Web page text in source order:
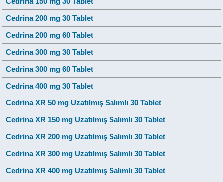
Cedrina 200 mg 30 Tablet
Cedrina 200 mg 60 Tablet
Cedrina 300 mg 30 Tablet
Cedrina 300 mg 60 Tablet
Cedrina 400 mg 30 Tablet
Cedrina XR 50 mg Uzatılmış Salımlı 30 Tablet
Cedrina XR 150 mg Uzatılmış Salımlı 30 Tablet
Cedrina XR 200 mg Uzatılmış Salımlı 30 Tablet
Cedrina XR 300 mg Uzatılmış Salımlı 30 Tablet
Cedrina XR 400 mg Uzatılmış Salımlı 30 Tablet